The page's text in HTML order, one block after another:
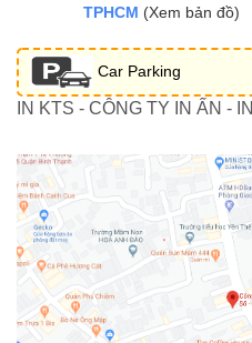
TPHCM (Xem bản đồ)
Car Parking
IN KTS - CÔNG TY IN ẤN -